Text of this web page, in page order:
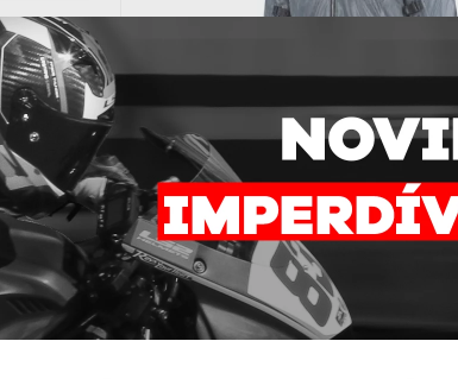
JAQUETA LS2 RIVA CINZA
R$ 1
OU 10 x DE
Tamanho